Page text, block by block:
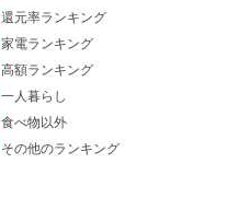
還元率ランキング
家電ランキング
高額ランキング
一人暮らし
食べ物以外
その他のランキング